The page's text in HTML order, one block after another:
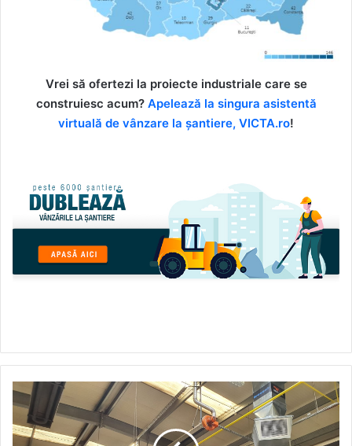
Vrei să ofertezi la proiecte industriale care se
construiesc acum? Apelează la singura asistentă
virtuală de vânzare la șantiere, VICTA.ro!
Racirea
service-
urilor
auto